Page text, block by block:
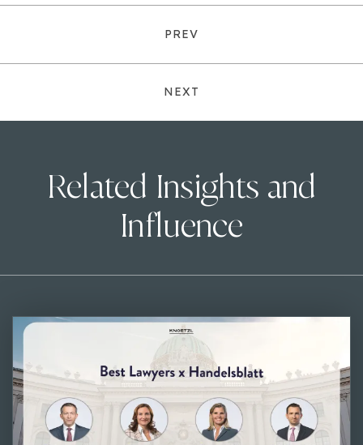
PREV
NEXT
Related Insights and
Influence